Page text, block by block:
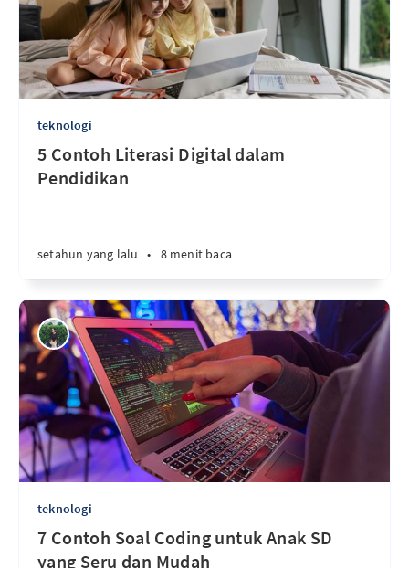
teknologi
5 Contoh Literasi Digital dalam
Pendidikan
setahun yang lalu • 8 menit baca
teknologi
7 Contoh Soal Coding untuk Anak SD
yang Seru dan Mudah